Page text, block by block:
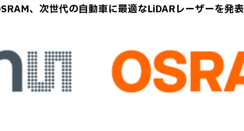
、次世代の自動車に最適なLiDARレーザーを発表